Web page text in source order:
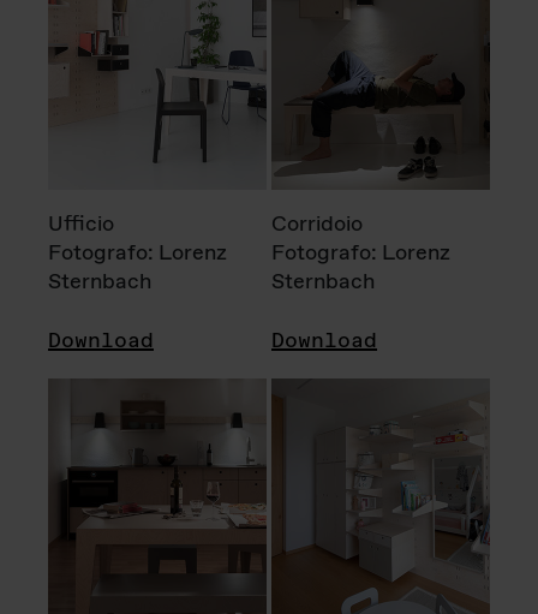
Ufficio
Fotografo: Lorenz
Sternbach
Download
Corridoio
Fotografo: Lorenz
Sternbach
Download